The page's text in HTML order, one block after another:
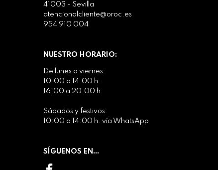
41003 - Sevilla
atencionalcliente@oroc.es
954 910 004
NUESTRO HORARIO:
De lunes a viernes:
10:00 a 14:00 h.
16:00 a 20:00 h.
Sábados y festivos:
10:00 a 14:00 h. vía WhatsApp
SÍGUENOS EN...